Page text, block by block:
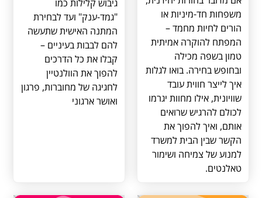
משפחות חד-מיניות או
הורים לחיות מחמד –
המפתח להוקרה אמיתית
טמון בשפה מכילה
ובחופש בחירה. בואו לגלות
איך לייצר חווית עובד
שוויונית, אילו מחוות יגרמו
לכולם להרגיש שרואים
אותם, ואיך להפוך את
הקשר שבין הבית למשרד
למנוע של צמיחה ושימור
טאלנטים.
גיבוש קלילות כמו
"גמד-ענק" ועד לבחירת
המתנה האישית שתעשה
להם לבבות בעיניים –
קבלו את כל הדרכים
להפוך את הוולנטיין
לחגיגה של מחוברות, פרגון
ואושר ארגוני